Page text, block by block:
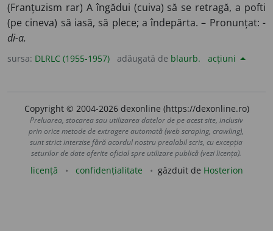
(Franțuzism rar) A îngădui (cuiva) să se retragă, a pofti
(pe cineva) să iasă, să plece; a îndepărta. – Pronunțat: -
di-a.
sursa: DLRLC (1955-1957) adăugată de blaurb. acțiuni
Copyright © 2004-2026 dexonline (https://dexonline.ro)
Preluarea, stocarea sau utilizarea datelor de pe acest site, inclusiv
prin orice metode de extragere automată (web scraping, crawling),
sunt strict interzise fără acordul nostru prealabil scris, cu excepția
seturilor de date oferite oficial spre utilizare publică (vezi licența).
licență confidențialitate găzduit de Hosterion